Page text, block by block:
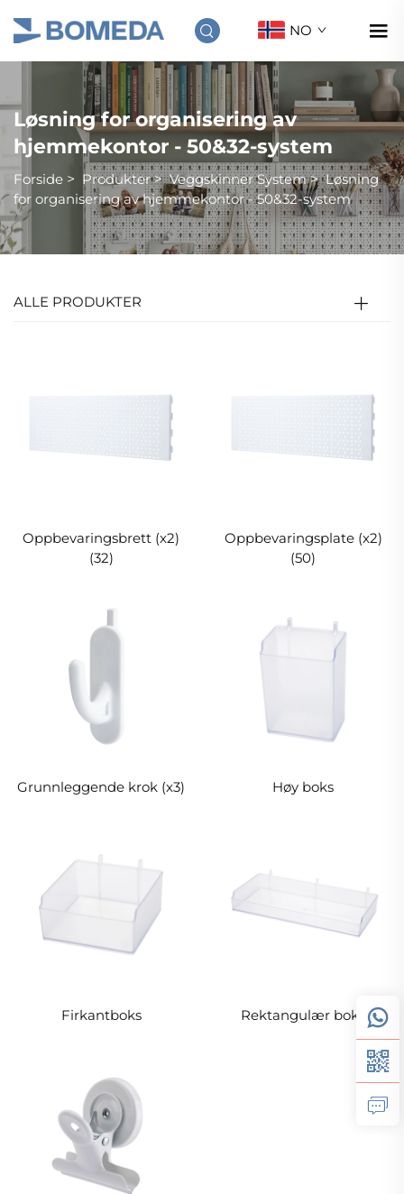
NO
Løsning for organisering av
hjemmekontor - 50&32-system
Forside > Produkter>Veggskinner System>Løsning
for organisering av hjemmekontor - 50&32-system
ALLE PRODUKTER
Oppbevaringsbrett (x2)
(32)
Oppbevaringsplate (x2)
(50)
Grunnleggende krok (x3) Høy boks
Firkantboks Rektangulær boks